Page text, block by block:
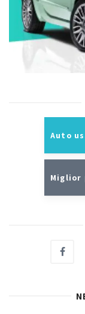
Auto
Miglior